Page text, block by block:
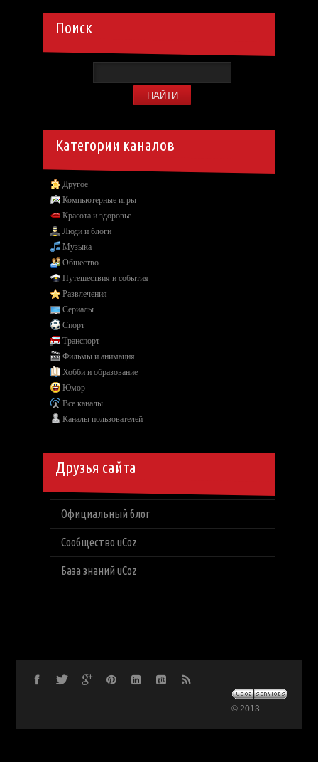
Поиск
Категории каналов
Другое
Компьютерные игры
Красота и здоровье
Люди и блоги
Музыка
Общество
Путешествия и события
Развлечения
Сериалы
Спорт
Транспорт
Фильмы и анимация
Хобби и образование
Юмор
Все каналы
Каналы пользователей
Друзья сайта
Официальный блог
Сообщество uCoz
База знаний uCoz
© 2013